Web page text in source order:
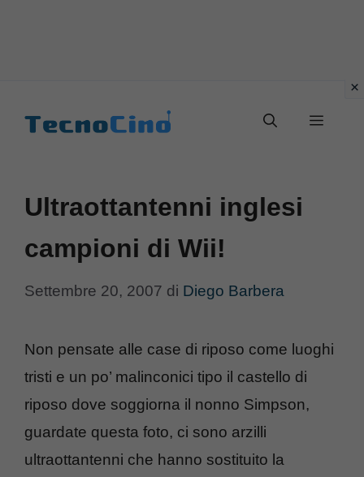
Menu
Ultraottantenni inglesi
campioni di Wii!
Settembre 20, 2007 di Diego Barbera
Non pensate alle case di riposo come luoghi
tristi e un po’ malinconici tipo il castello di
riposo dove soggiorna il nonno Simpson,
guardate questa foto, ci sono arzilli
ultraottantenni che hanno sostituito la